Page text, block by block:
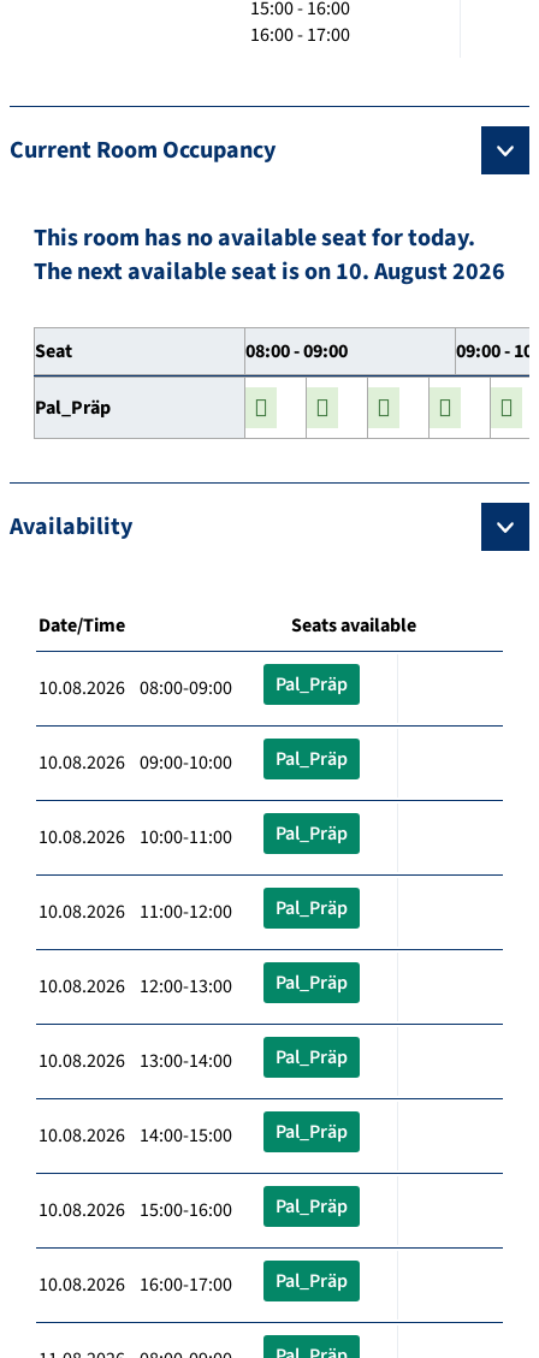
15:00 - 16:00
16:00 - 17:00
Current Room Occupancy
This room has no available seat for today.
The next available seat is on 10. August 2026
Seat 08:00 - 09:00 09:00 -
Pal_Präp
Availability
Date/Time Seats available
10.08.2026 08:00-09:00 Pal_Präp
10.08.2026 09:00-10:00 Pal_Präp
10.08.2026 10:00-11:00 Pal_Präp
10.08.2026 11:00-12:00 Pal_Präp
10.08.2026 12:00-13:00 Pal_Präp
10.08.2026 13:00-14:00 Pal_Präp
10.08.2026 14:00-15:00 Pal_Präp
10.08.2026 15:00-16:00 Pal_Präp
10.08.2026 16:00-17:00 Pal_Präp